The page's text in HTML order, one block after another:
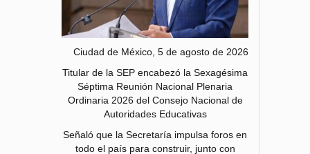
Ciudad de México, 5 de agosto de 2026
Titular de la SEP encabezó la Sexagésima
Séptima Reunión Nacional Plenaria
Ordinaria 2026 del Consejo Nacional de
Autoridades Educativas
Señaló que la Secretaría impulsa foros en
todo el país para construir, junto con